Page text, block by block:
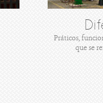
Práticos,
que se